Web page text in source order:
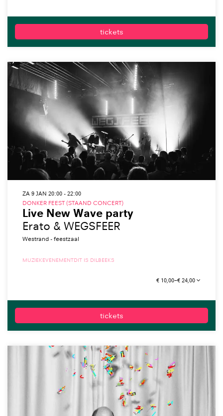
tickets
Live New Wave party
Erato & WEGSFEER
DONKER FEEST (STAAND CONCERT)
ZA 9 JAN 20:00 - 22:00
Westrand - feestzaal
MUZIEKEVENEMENTDIT IS DILBEEKS
€ 10,00–€ 24,00
tickets